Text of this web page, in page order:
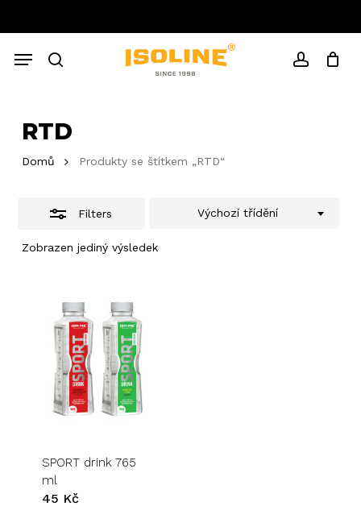
content
search account
Menu
Cart Close
RTD
Domů Produkty se štítkem „RTD“
Filters
Zobrazen jediný výsledek
Výchozí třídění
Close
Filters
SPORT drink 765
ml
45 Kč